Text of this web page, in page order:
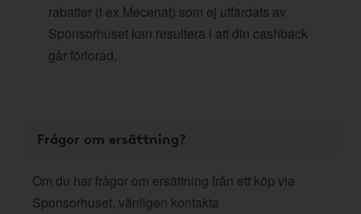
rabatter (t ex Mecenat) som ej utfärdats av
Sponsorhuset kan resultera i att din cashback
går förlorad.
Frågor om ersättning?
Om du har frågor om ersättning från ett köp via
Sponsorhuset, vänligen kontakta